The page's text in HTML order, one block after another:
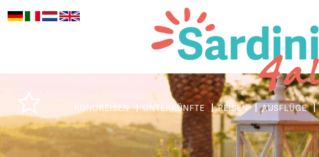
RUNDREISEN UNTERKÜNFTE REISEN AUSFLÜGE